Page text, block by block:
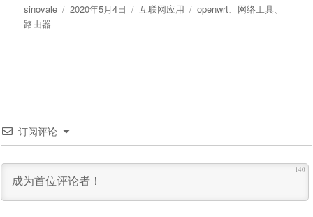
作
者
sinovale
发
2020年5月4日
分
互联网应用
标
openwrt、 网络工具、
路由器
订阅评论
140